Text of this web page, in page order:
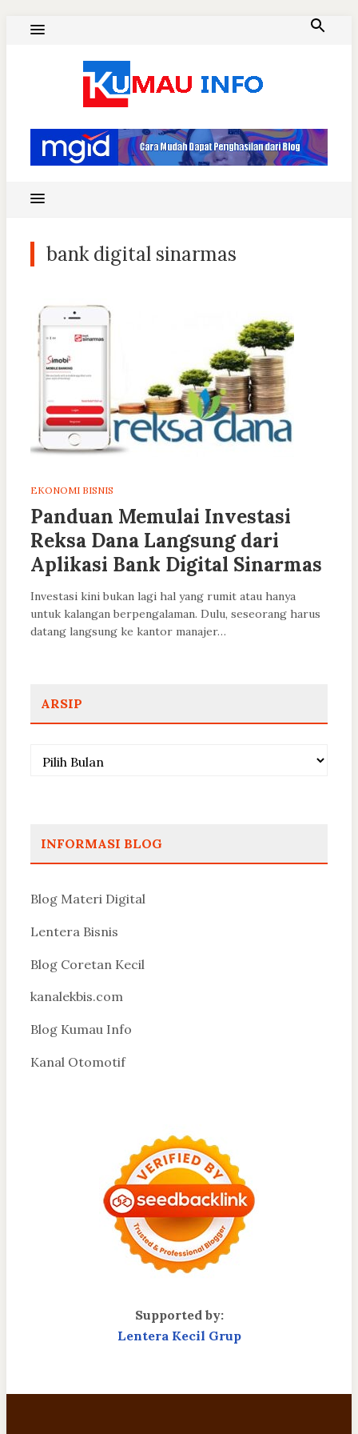
bank digital sinarmas
EKONOMI BISNIS
Panduan Memulai Investasi
Reksa Dana Langsung dari
Aplikasi Bank Digital Sinarmas
Investasi kini bukan lagi hal yang rumit atau hanya
untuk kalangan berpengalaman. Dulu, seseorang harus
datang langsung ke kantor manajer…
ARSIP
Arsip
INFORMASI BLOG
Blog Materi Digital
Lentera Bisnis
Blog Coretan Kecil
kanalekbis.com
Blog Kumau Info
Kanal Otomotif
Supported by:
Lentera Kecil Grup